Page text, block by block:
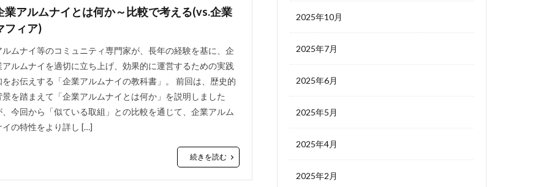
業アルムナイとは何か～比較で考える(vs.企業
フィア)
ルムナイ等のコミュニティ専門家が、長年の経験を基に、企
アルムナイを適切に立ち上げ、効果的に運営するための実践
をお伝えする「企業アルムナイの教科書」。 前回は、歴史的
景を踏まえて「企業アルムナイとは何か」を説明しました
、今回から「似ている取組」との比較を通じて、企業アルム
イの特性をより詳し […]
続きを読む
2025年10月
2025年7月
2025年6月
2025年5月
2025年4月
2025年2月